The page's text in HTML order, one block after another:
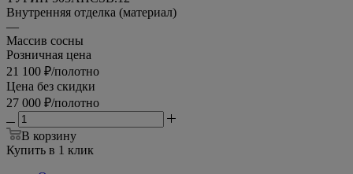
Внутренняя отделка (материал)
—
Массив сосны
Розничная цена
21 100 ₽/полотно
Цена без скидки
27 000 ₽/полотно
В корзину
Купить в 1 клик